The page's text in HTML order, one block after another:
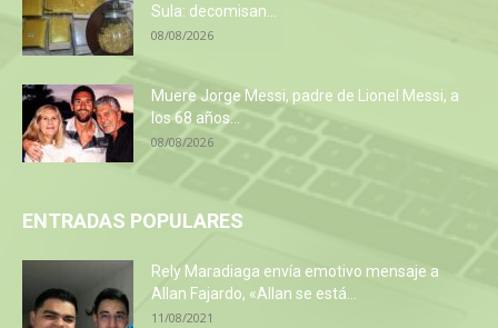
Sula: decomisan...
08/08/2026
Muere Jorge Messi, padre de Lionel Messi, a
los 68 años...
08/08/2026
ENTRADAS POPULARES
Rely Maradiaga envía emotivo mensaje a
Allan Fajardo, «Allan se está...
11/08/2021